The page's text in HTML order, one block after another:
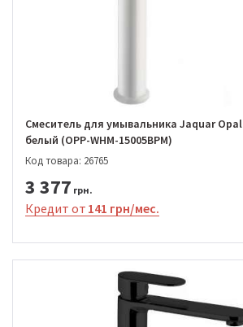
Смеситель для умывальника Jaquar
белый (OPP-WHM-15005BPM)
Код товара: 26765
3 377 грн.
Кредит от 141 грн/мес.